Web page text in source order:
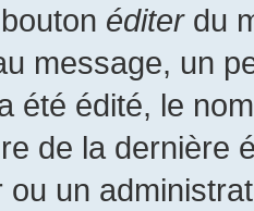
éditerdu
message, un
été édité, le
de la dernière
ou un